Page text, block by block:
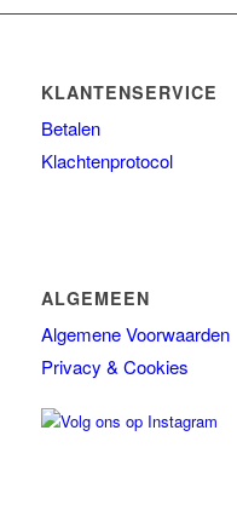
KLANTENSERVICE
Betalen
Klachtenprotocol
ALGEMEEN
Algemene Voorwaarden
Privacy & Cookies